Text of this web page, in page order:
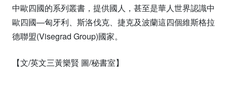
中歐四國的系列叢書，提供國人，甚至是華人世界認識中
歐四國—匈牙利、斯洛伐克、捷克及波蘭這四個維斯格拉
德聯盟(Visegrad Group)國家。
【文/英文三黃樂賢 圖/秘書室】